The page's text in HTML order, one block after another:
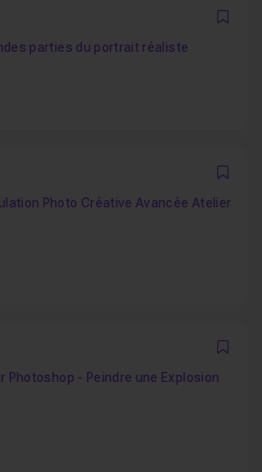
parties du portrait réaliste
Photo Créative Avancée Atelier
Photoshop - Peindre une Explosion